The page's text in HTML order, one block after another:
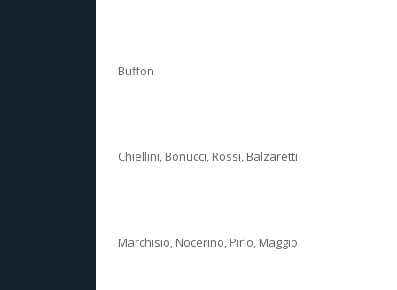
Buffon
Chiellini, Bonucci, Rossi, Balzaretti
Marchisio, Nocerino, Pirlo, Maggio